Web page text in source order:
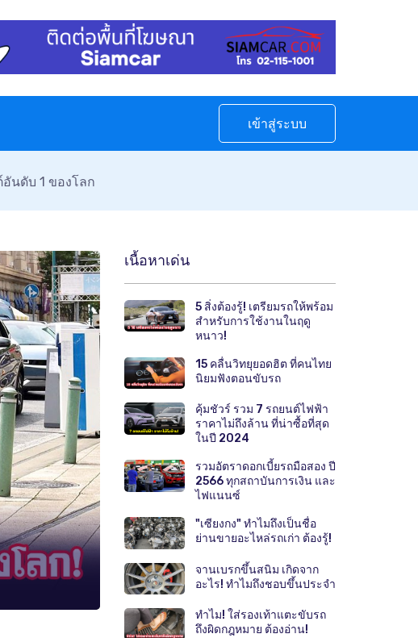
เข้าสู่ระบบ
นดับ 1 ของโลก
เนื้อหาเด่น
5 สิ่งต้องรู้! เตรียมรถให้พร้อม
สำหรับการใช้งานในฤดู
หนาว!
15 คลื่นวิทยุยอดฮิต ที่คนไทย
นิยมฟังตอนขับรถ
คุ้มชัวร์ รวม 7 รถยนต์ไฟฟ้า
ราคาไม่ถึงล้าน ที่น่าซื้อที่สุด
ในปี 2024
รวมอัตราดอกเบี้ยรถมือสอง ปี
2566 ทุกสถาบันการเงิน และ
ไฟแนนซ์
"เซียงกง" ทำไมถึงเป็นชื่อ
ย่านขายอะไหล่รถเก่า ต้องรู้!
จานเบรกขึ้นสนิม เกิดจาก
อะไร! ทำไมถึงชอบขึ้นประจำ
ทำไม! ใส่รองเท้าแตะขับรถ
ถึงผิดกฎหมาย ต้องอ่าน!